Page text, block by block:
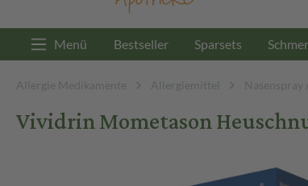
Menü Bestseller Sparsets
Allergie Medikamente Allergiemittel Nasenspray
Vividrin Mometason